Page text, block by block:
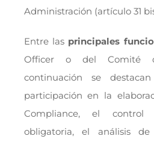
Administración (artículo 31
Entre las principales
Officer o del Comité
continuación se
participación en la
Compliance, el
obligatoria, el análisis de